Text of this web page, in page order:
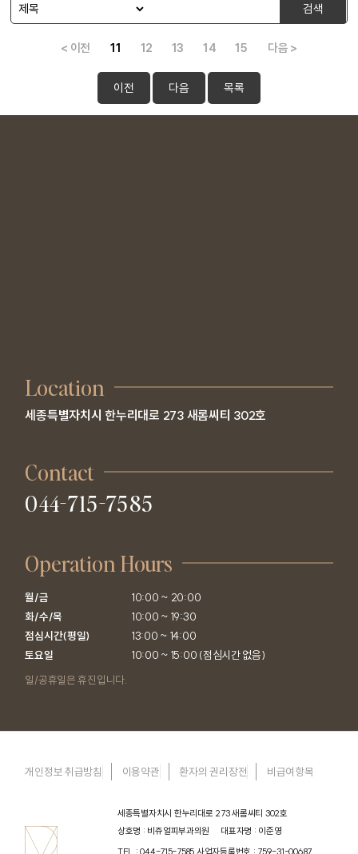
검색
< 이전 11 12 13 14 15 다음 >
이전 다음 목록
Location
세종특별자치시 한누리대로 273 새롬씨티 302호
Contact
044-715-7585
Operation Hours
월/금
화/수/목
점심시간(평일)
토요일
10:00 ~ 20:00
10:00 ~ 19:30
13:00 ~ 14:00
10:00 ~ 15:00 (점심시간 없음)
일/공휴일은 휴진입니다.
개인정보 취급방침 이용약관 환자의 권리장전 비급여항목
세종특별자치시 한누리대로 273 새롬씨티 302호
상호명 : 비쥬얼피부과의원
대표자명 : 이준영
TEL : 044-715-7585 사업자등록번호 : 759-31-00687